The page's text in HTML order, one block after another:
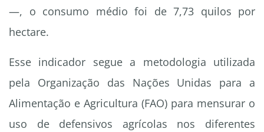
—, o consumo médio foi de 7,73 quilos por
hectare.
Esse indicador segue a metodologia utilizada
pela Organização das Nações Unidas para a
Alimentação e Agricultura (FAO) para mensurar o
uso de defensivos agrícolas nos diferentes